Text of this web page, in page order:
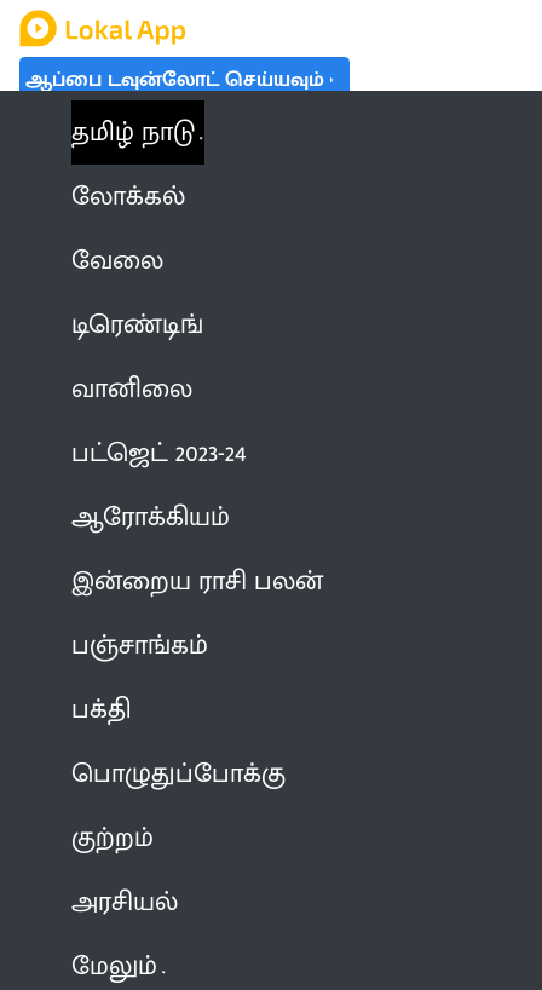
ஆப்பை டவுன்லோட் செய்யவும்
தமிழ் நாடு
லோக்கல்
வேலை
டிரெண்டிங்
வானிலை
பட்ஜெட் 2023-24
ஆரோக்கியம்
இன்றைய ராசி பலன்
பஞ்சாங்கம்
பக்தி
பொழுதுப்போக்கு
குற்றம்
அரசியல்
மேலும்